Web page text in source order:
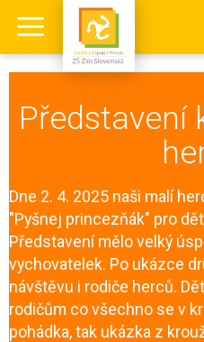
Představení
Dne 2. 4. 2025 naši malí
"Pyšnej princezňák" pro
Představení mělo velký
vychovatelek. Po ukázce
návštěvu i rodiče herců.
rodičům co všechno se v
pohádka, tak ukázka z